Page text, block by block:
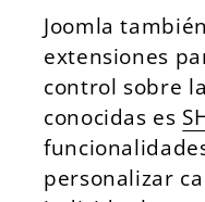
Joomla
extensiones
control sobre
conocidas es
personalizar